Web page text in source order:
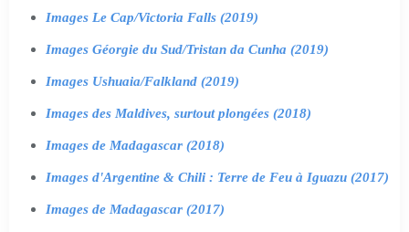
Images Le Cap/Victoria Falls (2019)
Images Géorgie du Sud/Tristan da Cunha (2019)
Images Ushuaia/Falkland (2019)
Images des Maldives, surtout plongées (2018)
Images de Madagascar (2018)
Images d'Argentine & Chili : Terre de Feu à Iguazu (2017)
Images de Madagascar (2017)